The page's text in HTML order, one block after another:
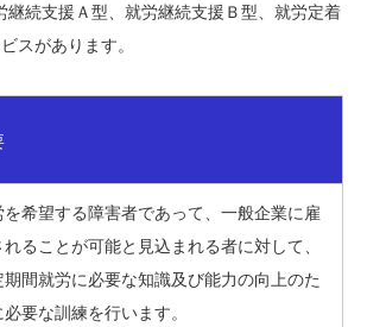
継続支援Ａ型、就労継続支援Ｂ型、就労定着
スがあります。
を希望する障害者であって、一般企業に雇
れることが可能と見込まれる者に対して、
期間就労に必要な知識及び能力の向上のた
要な訓練を行います。